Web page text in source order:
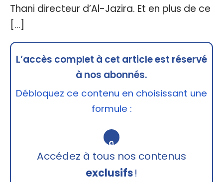
Thani directeur d’Al-Jazira. Et en plus de ce
[…]
L’accès complet à cet article est réservé
à nos abonnés.
Débloquez ce contenu en choisissant une
formule :
🔒
Accédez à tous nos contenus
exclusifs!